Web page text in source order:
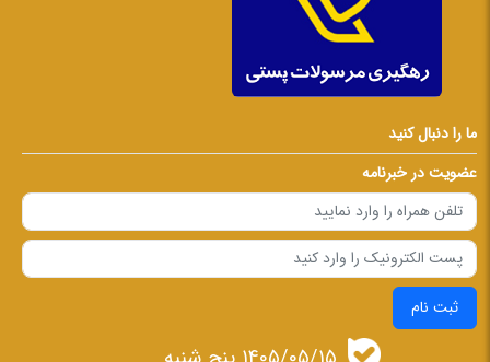
ما را دنبال کنید
عضویت در خبرنامه
ثبت نام